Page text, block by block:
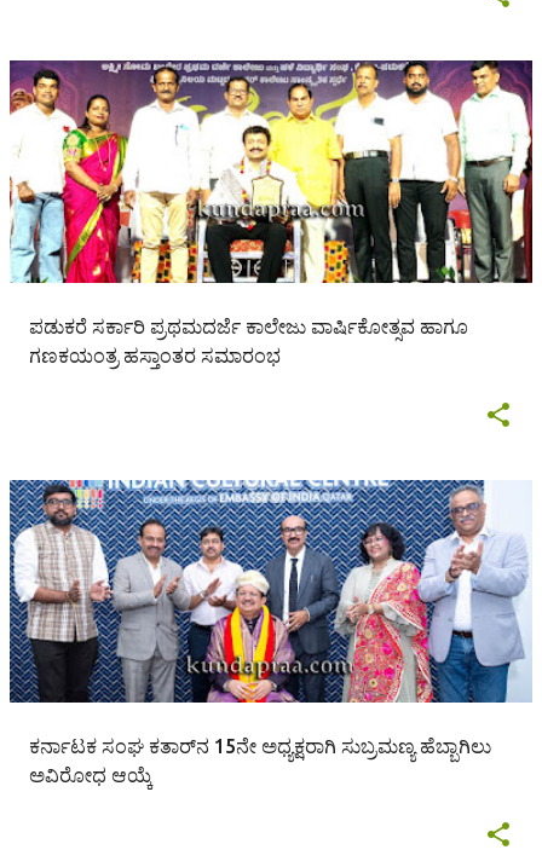
ಪಡುಕರೆ ಸರ್ಕಾರಿ ಪ್ರಥಮದರ್ಜೆ ಕಾಲೇಜು ವಾರ್ಷಿಕೋತ್ಸವ ಹಾಗೂ
ಗಣಕಯಂತ್ರ ಹಸ್ತಾಂತರ ಸಮಾರಂಭ
ಕರ್ನಾಟಕ ಸಂಘ ಕತಾರ್‌ನ 15ನೇ ಅಧ್ಯಕ್ಷರಾಗಿ ಸುಬ್ರಮಣ್ಯ ಹೆಬ್ಬಾಗಿಲು
ಅವಿರೋಧ ಆಯ್ಕೆ